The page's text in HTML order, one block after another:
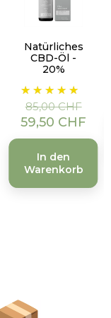
Natürliches
CBD-Öl -
20%
Verkaufspreis
85,00 CHF
Preis
59,50 CHF
In den
Warenkorb